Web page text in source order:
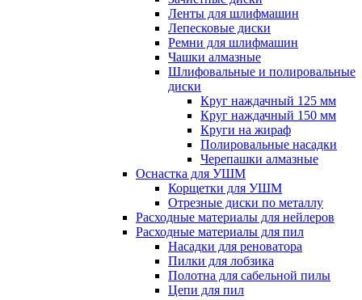
Ленты для шлифмашин
Лепесковые диски
Ремни для шлифмашин
Чашки алмазные
Шлифовальные и полировальные
диски
Круг наждачный 125 мм
Круг наждачный 150 мм
Круги на жираф
Полировальные насадки
Черепашки алмазные
Оснастка для УШМ
Корщетки для УШМ
Отрезные диски по металлу
Расходные материалы для нейлеров
Расходные материалы для пил
Насадки для реноватора
Пилки для лобзика
Полотна для сабельной пилы
Цепи для пил